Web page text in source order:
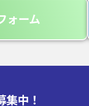
ォーム
集中！